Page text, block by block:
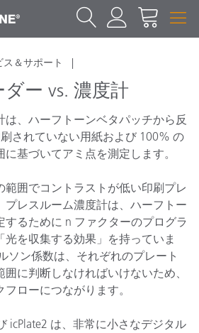
ス＆サポート
ー vs. 濃度計
は、ハーフトーンベタパッチから反
されていない用紙および 100% の
基づいてアミ点を測定します。
範囲でコントラストが低い印刷プレ
プレスルーム濃度計は、ハーフトー
するために n ファクターのプログラ
光を収集する効果」を持っていま
ソン係数は、それぞれのプレート
に判断しなければいけないため、
ローにつながります。
icPlate2 は、非常に小さなデジタル